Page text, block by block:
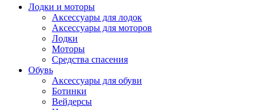
Лодки и моторы
Аксессуары для лодок
Аксессуары для моторов
Лодки
Моторы
Средства спасения
Обувь
Аксессуары для обуви
Ботинки
Вейдерсы